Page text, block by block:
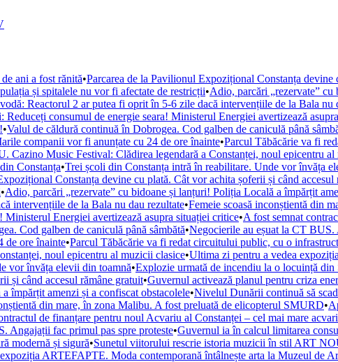
ani a fost rănită•Parcarea de la Pavilionul Expozițional Constanța
și spitalele nu vor fi afectate de restricții•Adio, parcări „rezervate”
Reactorul 2 ar putea fi oprit în 5-6 zile dacă intervențiile de la Bala nu
Reduceți consumul de energie seara! Ministerul Energiei avertizează
•Valul de căldură continuă în Dobrogea. Cod galben de caniculă până
companii vor fi anunțate cu 24 de ore înainte•Parcul Tăbăcărie va fi
Music Festival: Clădirea legendară a Constanței, noul epicentru al
Constanța•Trei școli din Constanța intră în reabilitare. Unde vor învăța
Constanța devine cu plată. Cât vor achita șoferii și când accesul
•Adio, parcări „rezervate” cu bidoane și lanțuri! Poliția Locală a împărțit
intervențiile de la Bala nu dau rezultate•Femeie scoasă inconștientă din
Energiei avertizează asupra situației critice•A fost semnat
Cod galben de caniculă până sâmbătă•Negocierile au eșuat la CT
de ore înainte•Parcul Tăbăcărie va fi redat circuitului public, cu o
noul epicentru al muzicii clasice•Ultima zi pentru a vedea
vor învăța elevii din toamnă•Explozie urmată de incendiu la o locuință
și când accesul rămâne gratuit•Guvernul activează planul pentru criza
împărțit amenzi și a confiscat obstacolele•Nivelul Dunării continuă să
din mare, în zona Malibu. A fost preluată de elicopterul SMURD•
de finanțare pentru noul Acvariu al Constanței – cel mai mare
Angajații fac primul pas spre proteste•Guvernul ia în calcul limitarea
modernă și sigură•Sunetul viitorului rescrie istoria muzicii în stil ART
ARTEFAPTE. Moda contemporană întâlnește arta la Muzeul de